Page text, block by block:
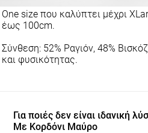
One size που καλύπτει μέχρι
έως 100cm.
Σύνθεση: 52% Ραγιόν, 48%
και φυσικότητας.
Για ποιές δεν είναι ιδανική
Με Κορδόνι Μαύρο